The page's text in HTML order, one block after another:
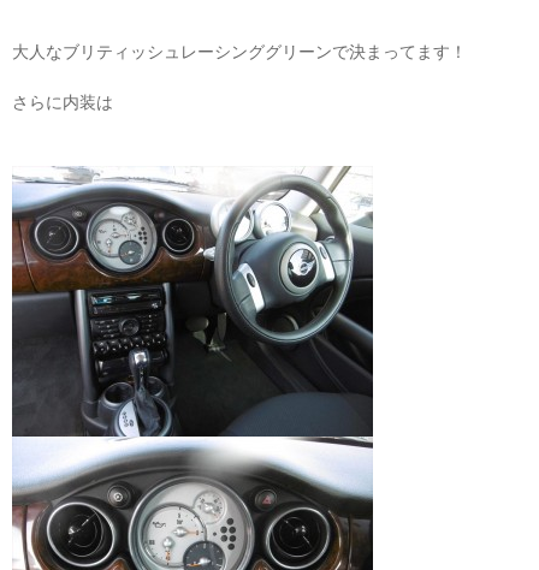
大人なブリティッシュレーシンググリーンで決まってます！
さらに内装は